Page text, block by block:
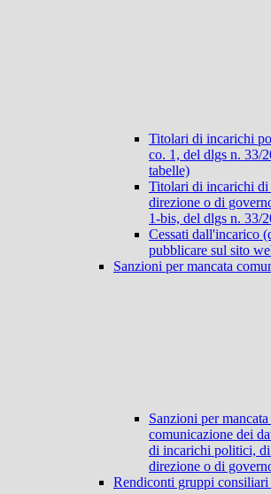
Titolari di incarichi
co. 1, del dlgs n. 33/
tabelle)
Titolari di incarichi di
direzione o di
1-bis, del dlgs n. 33/
Cessati dall'incarico
pubblicare sul sito
Sanzioni per mancata
Sanzioni per
comunicazione dei
di incarichi politici,
direzione o di
Rendiconti gruppi